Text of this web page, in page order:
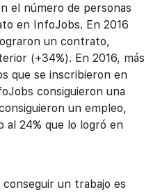
el número de personas
en InfoJobs. En 2016
un contrato,
(+34%). En 2016, más
que se inscribieron en
consiguieron una
un empleo,
al 24% que lo logró en
un trabajo es